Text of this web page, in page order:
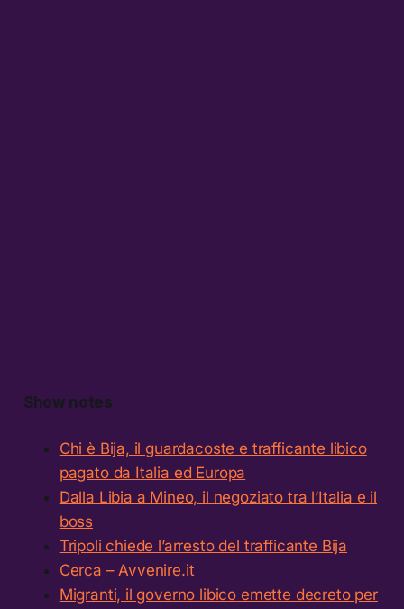
Show notes
Chi è Bija, il guardacoste e trafficante libico
pagato da Italia ed Europa
Dalla Libia a Mineo, il negoziato tra l’Italia e il
boss
Tripoli chiede l’arresto del trafficante Bija
Cerca – Avvenire.it
Migranti, il governo libico emette decreto per